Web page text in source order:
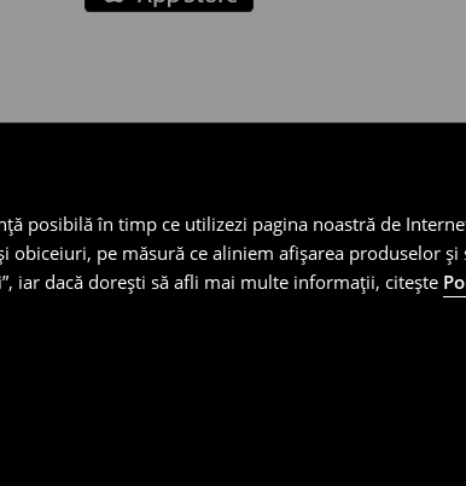
posibilă în timp ce utilizezi pagina noastră de
pe măsură ce aliniem afișarea produselor
iar dacă dorești să afli mai multe informații, citește